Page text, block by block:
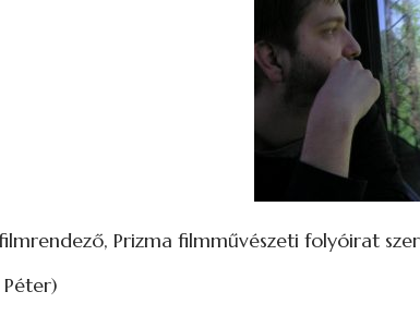
Prizma filmművészeti folyóirat